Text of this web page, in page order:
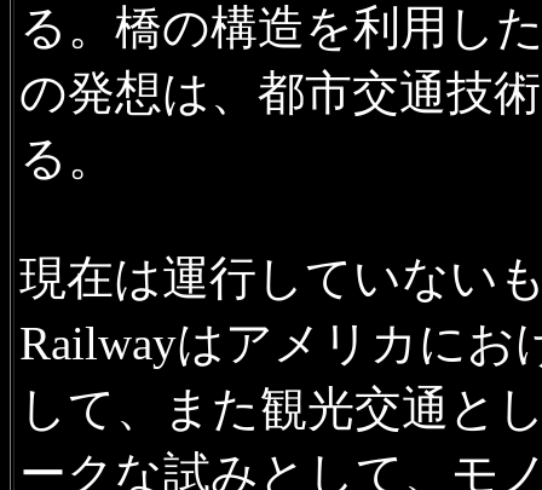
る。橋の構造を利用し
の発想は、都市交通技
る。
現在は運行していない
Railwayはアメリカに
して、また観光交通と
ークな試みとして、モ